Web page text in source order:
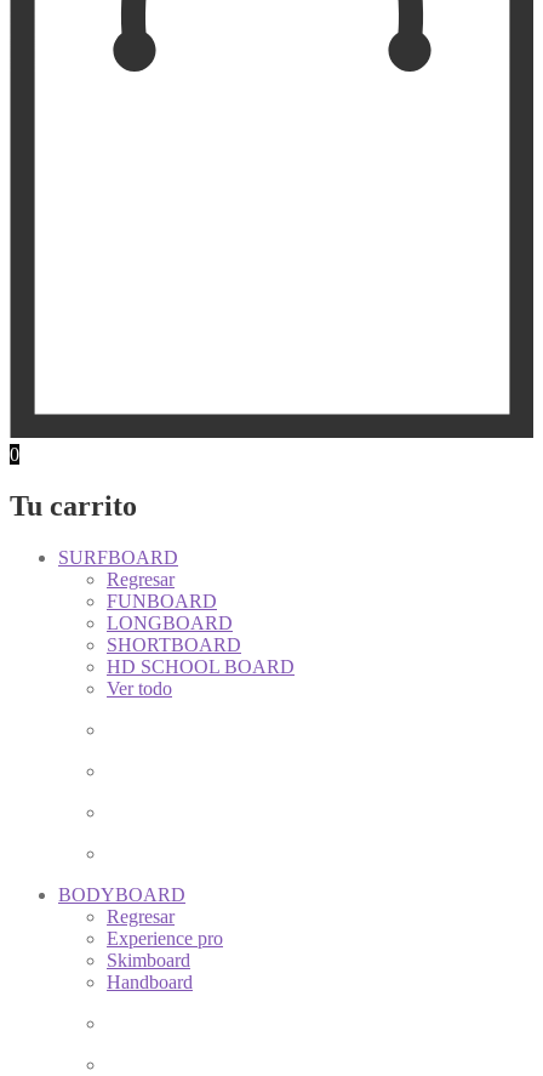
0
Tu carrito
SURFBOARD
Regresar
FUNBOARD
LONGBOARD
SHORTBOARD
HD SCHOOL BOARD
Ver todo
BODYBOARD
Regresar
Experience pro
Skimboard
Handboard